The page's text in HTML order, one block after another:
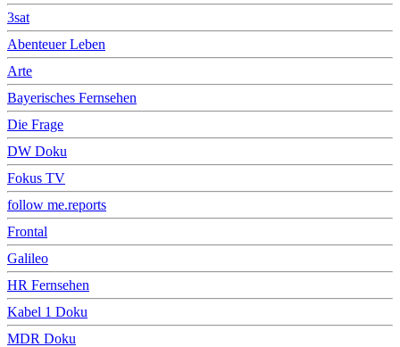
3sat
Abenteuer Leben
Arte
Bayerisches Fernsehen
Die Frage
DW Doku
Fokus TV
follow me.reports
Frontal
Galileo
HR Fernsehen
Kabel 1 Doku
MDR Doku